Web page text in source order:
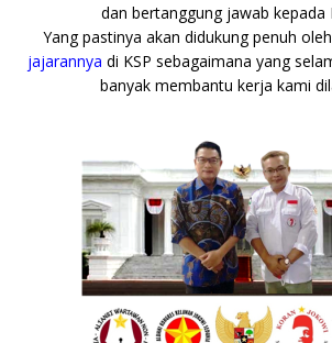
dan bertanggung jawab kepada
Yang pastinya akan didukung penuh
jajarannya di KSP sebagaimana yang
banyak membantu kerja kami